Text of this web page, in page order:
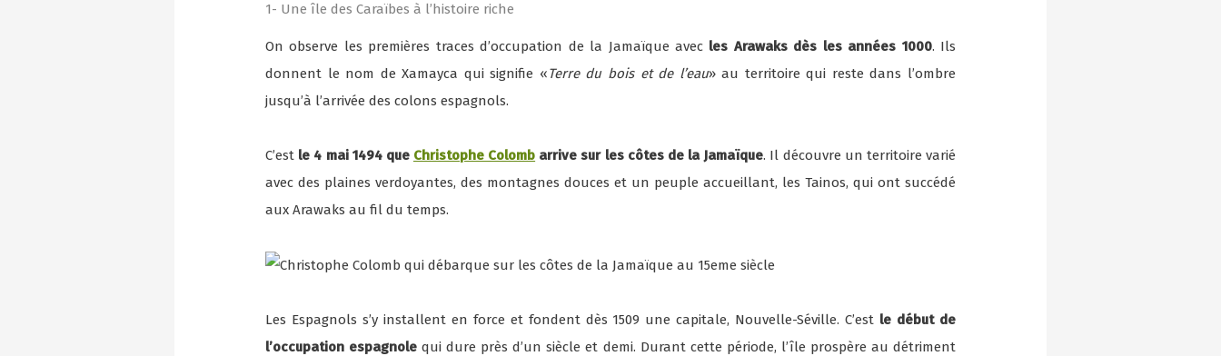
1- Une île des Caraïbes à l’histoire riche
On observe les premières traces d’occupation de la Jamaïque avec les Arawaks dès les années 1000. Ils
donnent le nom de Xamayca qui signifie «Terre du bois et de l’eau» au territoire qui reste dans l’ombre
jusqu’à l’arrivée des colons espagnols.
C’est le 4 mai 1494 que Christophe Colomb arrive sur les côtes de la Jamaïque. Il découvre un territoire varié
avec des plaines verdoyantes, des montagnes douces et un peuple accueillant, les Tainos, qui ont succédé
aux Arawaks au fil du temps.
Les Espagnols s’y installent en force et fondent dès 1509 une capitale, Nouvelle-Séville. C’est le début de
l’occupation espagnole qui dure près d’un siècle et demi. Durant cette période, l’île prospère au détriment